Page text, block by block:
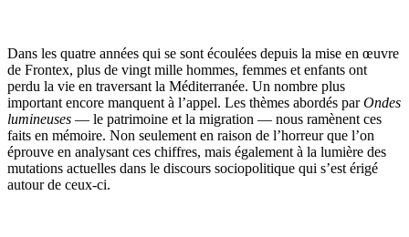
Dans les quatre années qui se sont écoulées depuis la mise en œuvre
de Frontex, plus de vingt mille hommes, femmes et enfants ont
perdu la vie en traversant la Méditerranée. Un nombre plus
important encore manquent à l’appel. Les thèmes abordés parOndes
lumineuses — le patrimoine et la migration — nous ramènent ces
faits en mémoire. Non seulement en raison de l’horreur que l’on
éprouve en analysant ces chiffres, mais également à la lumière des
mutations actuelles dans le discours sociopolitique qui s’est érigé
autour de ceux-ci.